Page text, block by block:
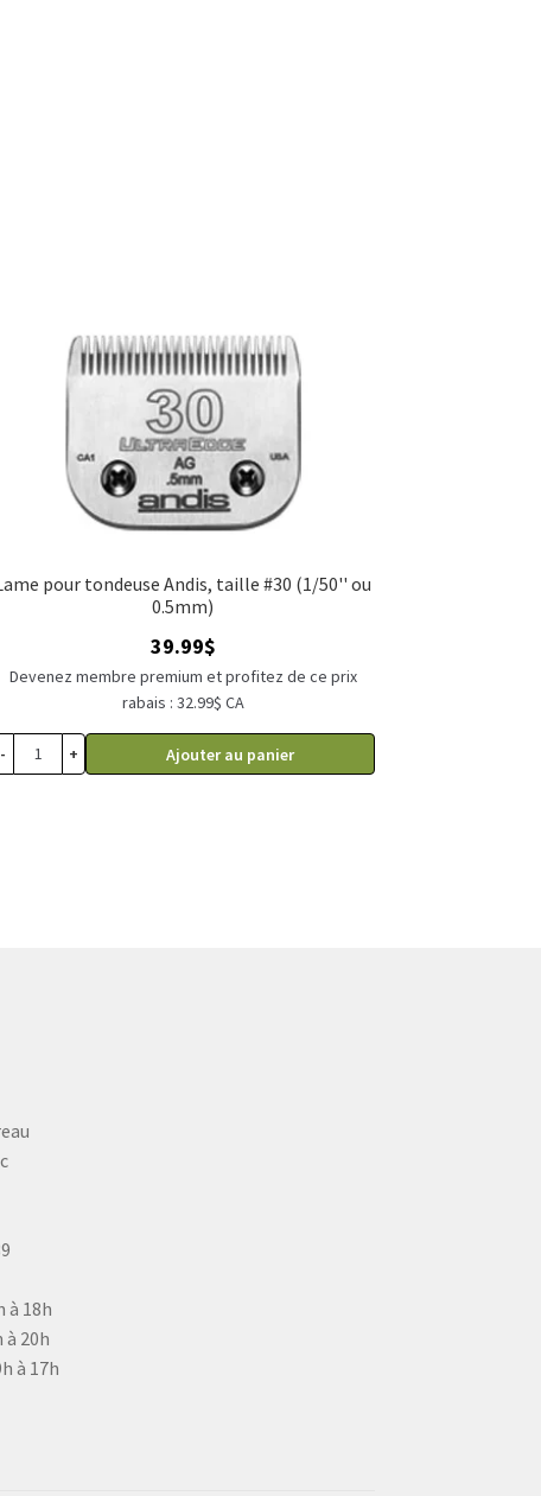
pour tondeuse Andis, taille #30 (1/50'' ou
0.5mm)
39.99$
Devenez membre premium et profitez de ce prix
rabais : 32.99$ CA
- + Ajouter au panier
à 18h
à 20h
à 17h